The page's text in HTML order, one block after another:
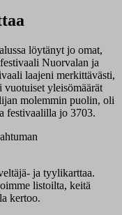
löytänyt jo omat,
Nuorvalan ja
laajeni merkittävästi,
yleisömäärät
molemmin puolin, oli
festivaalilla jo 3703.
ja tyylikarttaa.
listoilta, keitä
kertoo.